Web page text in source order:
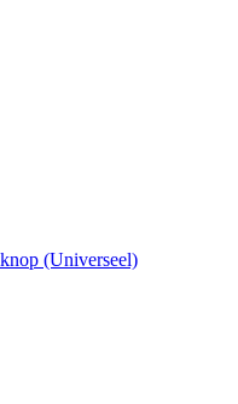
(Universeel)